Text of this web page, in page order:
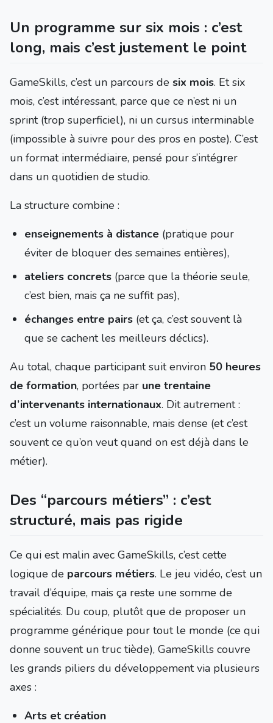
Un programme sur six mois : c’est
long, mais c’est justement le point
GameSkills, c’est un parcours de six mois. Et six
mois, c’est intéressant, parce que ce n’est ni un
sprint (trop superficiel), ni un cursus interminable
(impossible à suivre pour des pros en poste). C’est
un format intermédiaire, pensé pour s’intégrer
dans un quotidien de studio.
La structure combine :
enseignements à distance (pratique pour
éviter de bloquer des semaines entières),
ateliers concrets (parce que la théorie seule,
c’est bien, mais ça ne suffit pas),
échanges entre pairs (et ça, c’est souvent là
que se cachent les meilleurs déclics).
Au total, chaque participant suit environ 50 heures
de formation, portées par une trentaine
d’intervenants internationaux. Dit autrement :
c’est un volume raisonnable, mais dense (et c’est
souvent ce qu’on veut quand on est déjà dans le
métier).
Des “parcours métiers” : c’est
structuré, mais pas rigide
Ce qui est malin avec GameSkills, c’est cette
logique de parcours métiers. Le jeu vidéo, c’est un
travail d’équipe, mais ça reste une somme de
spécialités. Du coup, plutôt que de proposer un
programme générique pour tout le monde (ce qui
donne souvent un truc tiède), GameSkills couvre
les grands piliers du développement via plusieurs
axes :
Arts et création